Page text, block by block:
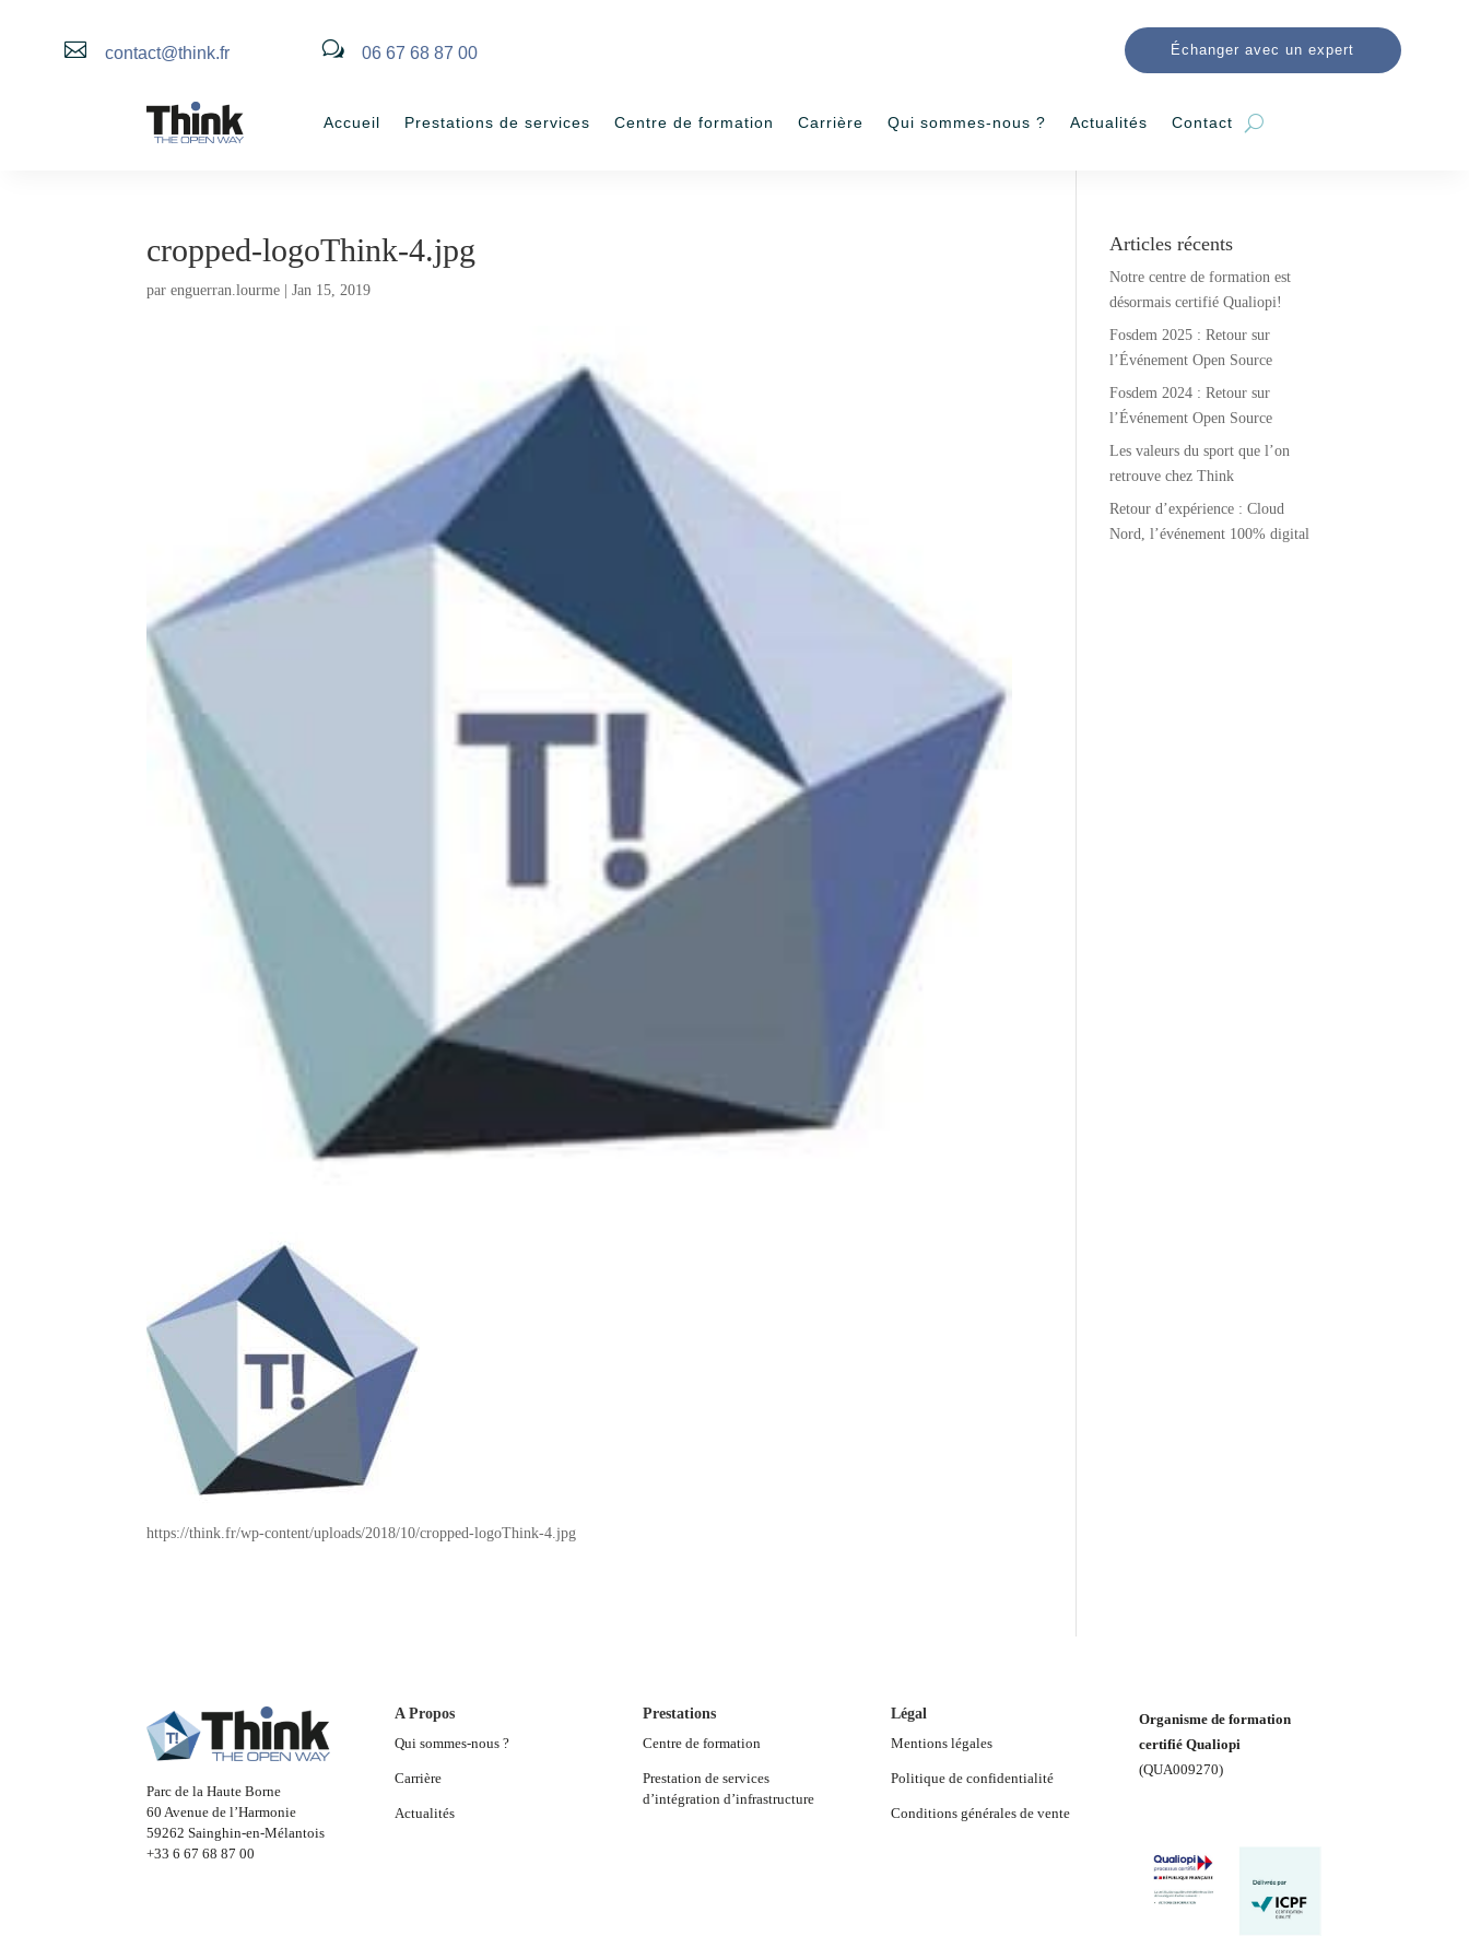
 contact@think.fr w 06 67 68 87 00 Échanger avec un expert
Accueil Prestations de services Centre de formation Carrière Qui sommes-nous ? Actualités Contact
cropped-logoThink-4.jpg
parenguerran.lourme |Jan 15, 2019
https://think.fr/wp-content/uploads/2018/10/cropped-logoThink-4.jpg
Articles récents
Notre centre de formation est
désormais certifié Qualiopi!
Fosdem 2025 : Retour sur
l’Événement Open Source
Fosdem 2024 : Retour sur
l’Événement Open Source
Les valeurs du sport que l’on
retrouve chez Think
Retour d’expérience : Cloud
Nord, l’événement 100% digital
Parc de la Haute Borne
60 Avenue de l’Harmonie
59262 Sainghin-en-Mélantois
+33 6 67 68 87 00
A Propos
Qui sommes-nous ?
Carrière
Actualités
Prestations
Centre de formation
Prestation de services
d’intégration d’infrastructure
Légal
Mentions légales
Politique de confidentialité
Conditions générales de vente
Organisme de formation
certifié Qualiopi
(QUA009270)